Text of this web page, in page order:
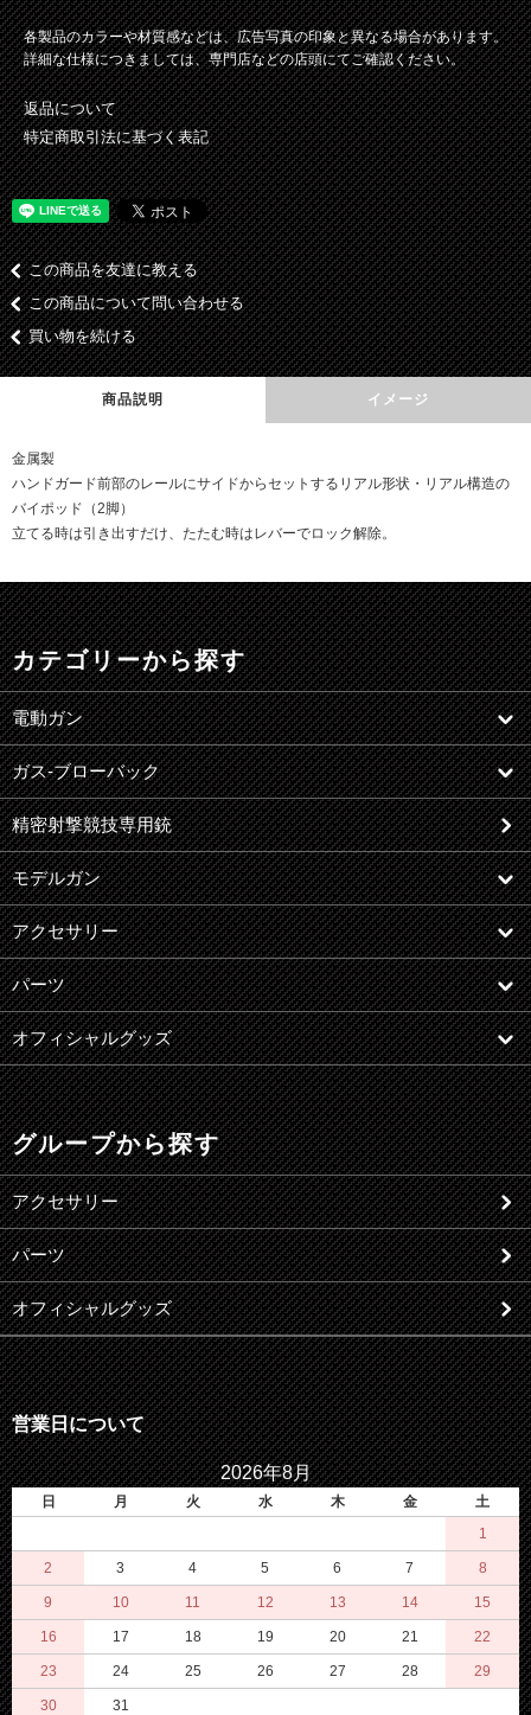
各製品のカラーや材質感などは、広告写真の印象と異なる場合があります。
詳細な仕様につきましては、専門店などの店頭にてご確認ください。
返品について
特定商取引法に基づく表記
この商品を友達に教える
この商品について問い合わせる
買い物を続ける
商品説明 イメージ
金属製
ハンドガード前部のレールにサイドからセットするリアル形状・リアル構造の
バイポッド（2脚）
立てる時は引き出すだけ、たたむ時はレバーでロック解除。
カテゴリーから探す
電動ガン
ガス-ブローバック
精密射撃競技専用銃
モデルガン
アクセサリー
パーツ
オフィシャルグッズ
グループから探す
アクセサリー
パーツ
オフィシャルグッズ
営業日について
2026年8月
日 月 火 水 木 金
土
1
2 3 4 5 6 7 8
9 10 11 12 13 14 15
16 17 18 19 20 21 22
23 24 25 26 27 28 29
30 31